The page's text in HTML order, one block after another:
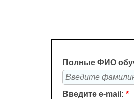
Полные ФИО
Введите e-mail: *